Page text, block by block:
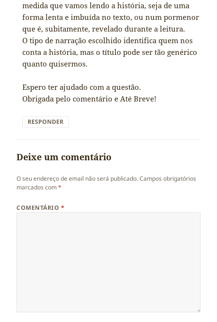
medida que vamos lendo a história, seja de uma
forma lenta e imbuída no texto, ou num pormenor
que é, subitamente, revelado durante a leitura.
O tipo de narração escolhido identifica quem nos
conta a história, mas o título pode ser tão genérico
quanto quisermos.
Espero ter ajudado com a questão.
Obrigada pelo comentário e Até Breve!
RESPONDER
Deixe um comentário
O seu endereço de email não será publicado. Campos obrigatórios
marcados com*
COMENTÁRIO *